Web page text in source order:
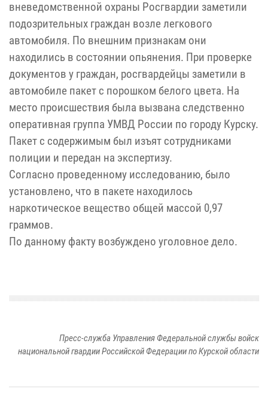
вневедомственной охраны Росгвардии заметили
подозрительных граждан возле легкового
автомобиля. По внешним признакам они
находились в состоянии опьянения. При проверке
документов у граждан, росгвардейцы заметили в
автомобиле пакет с порошком белого цвета. На
место происшествия была вызвана следственно
оперативная группа УМВД России по городу Курску.
Пакет с содержимым был изъят сотрудниками
полиции и передан на экспертизу.
Согласно проведенному исследованию, было
установлено, что в пакете находилось
наркотическое вещество общей массой 0,97
граммов.
По данному факту возбуждено уголовное дело.
Пресс-служба Управления Федеральной службы войск
национальной гвардии Российской Федерации по Курской области